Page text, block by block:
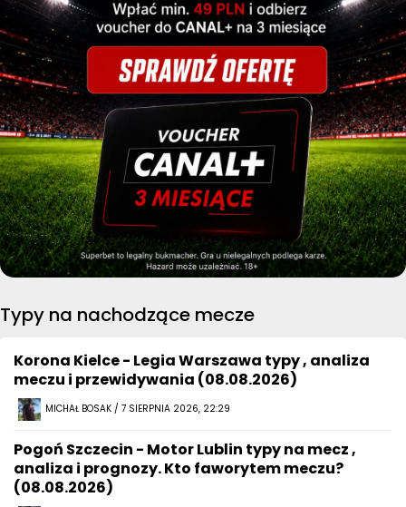
Typy na nachodzące mecze
Korona Kielce - Legia Warszawa typy , analiza
meczu i przewidywania (08.08.2026)
MICHAŁ BOSAK / 7 SIERPNIA 2026, 22:29
Pogoń Szczecin - Motor Lublin typy na mecz ,
analiza i prognozy. Kto faworytem meczu?
(08.08.2026)